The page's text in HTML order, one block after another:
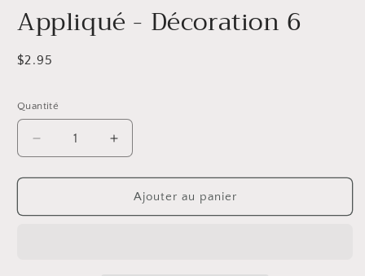
une
fenêtre
modale
Appliqué - Décoration 6
Prix
$2.95
Quantité
Réduire
la
quantité
Appliqué
Augmenter
la
quantité
Appliqué
Ajouter au panier